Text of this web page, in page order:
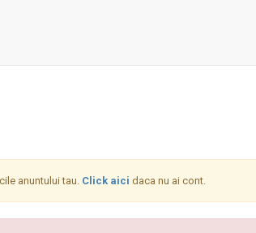
anuntului tau. Click aici daca nu ai cont.